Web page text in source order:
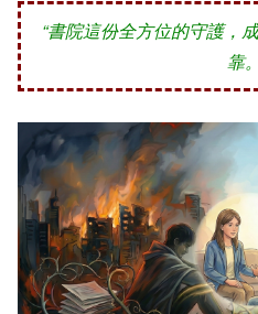
“書院這份全方位的守護，
靠